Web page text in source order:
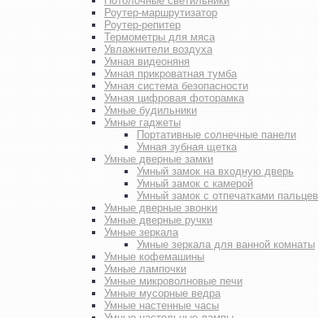
Роутер-маршрутизатор
Роутер-репитер
Термометры для мяса
Увлажнители воздуха
Умная видеоняня
Умная прикроватная тумба
Умная система безопасности
Умная цифровая фоторамка
Умные будильники
Умные гаджеты
Портативные солнечные панели
Умная зубная щетка
Умные дверные замки
Умный замок на входную дверь
Умный замок с камерой
Умный замок с отпечатками пальцев
Умные дверные звонки
Умные дверные ручки
Умные зеркала
Умные зеркала для ванной комнаты
Умные кофемашины
Умные лампочки
Умные микроволновые печи
Умные мусорные ведра
Умные настенные часы